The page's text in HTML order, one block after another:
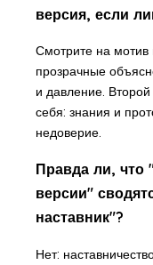
версия, если
Смотрите на мотив
прозрачные
и давление.
себя: знания и
недоверие.
Правда ли, что
версии"
наставник"?
Нет: